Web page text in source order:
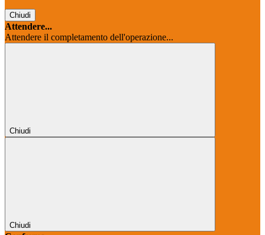
Chiudi
Attendere...
Attendere il completamento dell'operazione...
Chiudi
Chiudi